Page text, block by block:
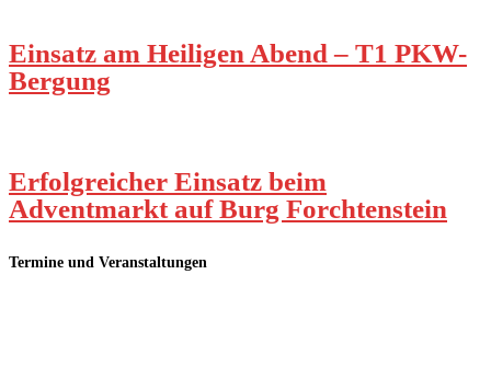
Einsatz am Heiligen Abend – T1 PKW-
Bergung
Erfolgreicher Einsatz beim
Adventmarkt auf Burg Forchtenstein
Termine und Veranstaltungen